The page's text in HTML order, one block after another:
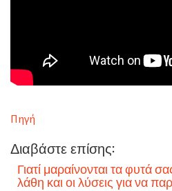
Πηγή
Διαβάστε επίσης:
Γιατί μαραίνονται τα φυτά
λάθη και οι λύσεις για να